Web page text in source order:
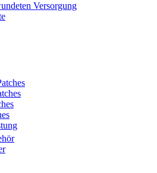
Versorgung